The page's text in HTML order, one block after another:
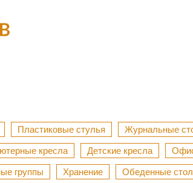
Пластиковые стулья Журнальные
кресла Детские кресла
группы Хранение Обеденные